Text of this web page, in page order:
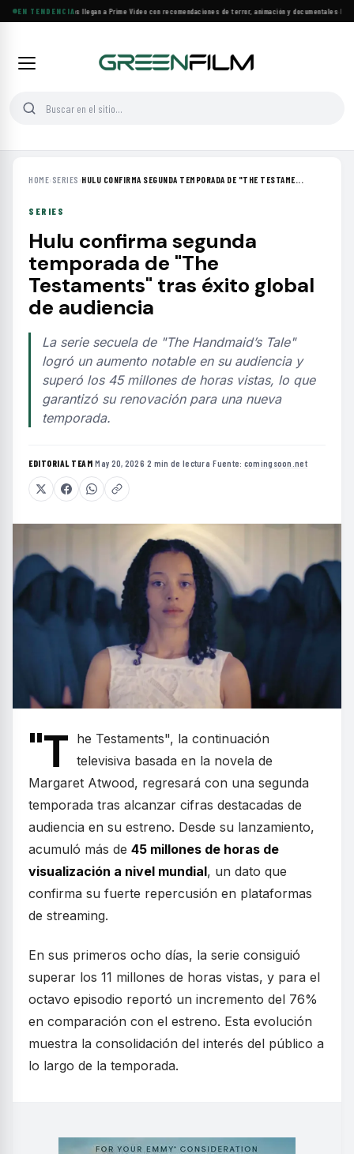
EN TENDENCIA
Más de 160 estrenos llegan a Prime Video con recomendaciones de terror, animación y documentales·Las
HOME› SERIES ›HULU CONFIRMA SEGUNDA TEMPORADA DE "THE TESTAME...
SERIES
Hulu confirma segunda
temporada de "The
Testaments" tras éxito global
de audiencia
La serie secuela de "The Handmaid’s Tale"
logró un aumento notable en su audiencia y
superó los 45 millones de horas vistas, lo que
garantizó su renovación para una nueva
temporada.
EDITORIAL TEAM·May 20, 2026·2 min de lectura·Fuente: comingsoon.net
"T he Testaments", la continuación
televisiva basada en la novela de
Margaret Atwood, regresará con una segunda
temporada tras alcanzar cifras destacadas de
audiencia en su estreno. Desde su lanzamiento,
acumuló más de 45 millones de horas de
visualización a nivel mundial, un dato que
confirma su fuerte repercusión en plataformas
de streaming.
En sus primeros ocho días, la serie consiguió
superar los 11 millones de horas vistas, y para el
octavo episodio reportó un incremento del 76%
en comparación con el estreno. Esta evolución
muestra la consolidación del interés del público a
lo largo de la temporada.